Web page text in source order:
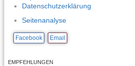
Datenschutzerklärung
Seitenanalyse
Facebook Email
EMPFEHLUNGEN